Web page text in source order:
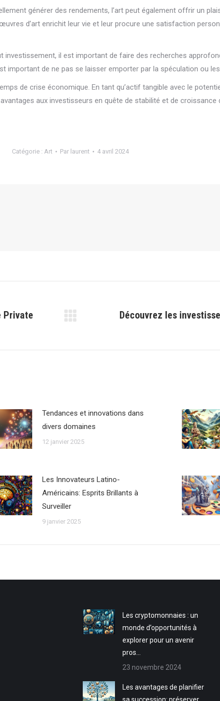
générer des rendements, l’art peut également offrir un
d’art enrichit leur vie et leur procure une satisfaction
investissement, il est important de faire des recherches
important de ne pas se laisser emporter par la spéculation ou
de crise économique. En tant qu’actif tangible avec le
aux investisseurs en quête de stabilité et de
Catégorie : Art Par laurent 4 avril 2024
Private
:
Découvrez les
Tendances et innovations dans
divers domaines
12 janvier 2025
Les Innovateurs Latino-
Américains: Esprits Brillants à
Surveiller
9 janvier 2025
Les cryptomonnaies : un
monde d’opportunités à
explorer pour un avenir
pros…
23 novembre 2024
Les avantages de planifier